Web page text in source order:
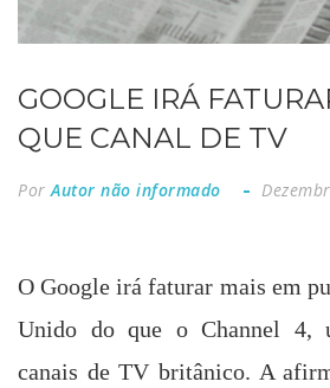
GOOGLE IRÁ
QUE CANAL DE TV
PorAutor não informado
O Google irá faturar mais em
Unido do que o Channel 4,
canais de TV britânico. A